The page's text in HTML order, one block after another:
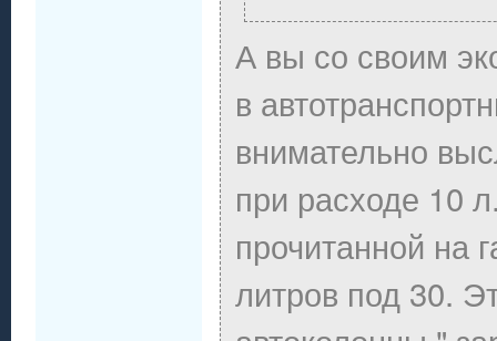
А вы со своим
в
внимательно
при расходе 10
прочитанной на
литров под 30.